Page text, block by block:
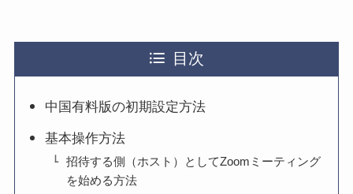
目次
中国有料版の初期設定方法
基本操作方法
招待する側（ホスト）としてZoomミーティング
を始める方法